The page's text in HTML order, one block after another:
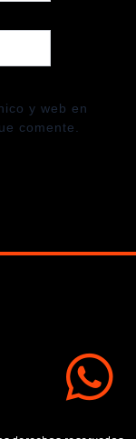
y web en
comente.